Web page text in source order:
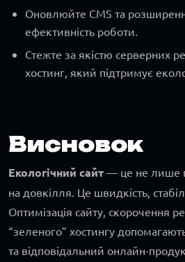
Оновлюйте CMS та
ефективність роботи.
Стежте за якістю серверних
хостинг, який підтримує
Висновок
Екологічний сайт — це не лише
на довкілля. Це швидкість,
Оптимізація сайту, скорочення
“зеленого” хостингу
та відповідальний онлайн-